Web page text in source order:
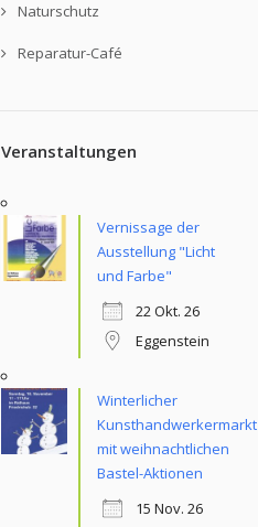
Naturschutz
Reparatur-Café
Veranstaltungen
Vernissage der
Ausstellung "Licht
und Farbe"
22 Okt. 26
Eggenstein
Winterlicher
Kunsthandwerkermarkt
mit weihnachtlichen
Bastel-Aktionen
15 Nov. 26